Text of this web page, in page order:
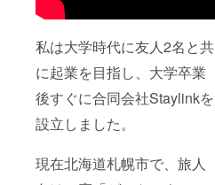
私は大学時代に友人2名と共
に起業を目指し、大学卒業
後すぐに合同会社Staylinkを
設立しました。
現在北海道札幌市で、旅人